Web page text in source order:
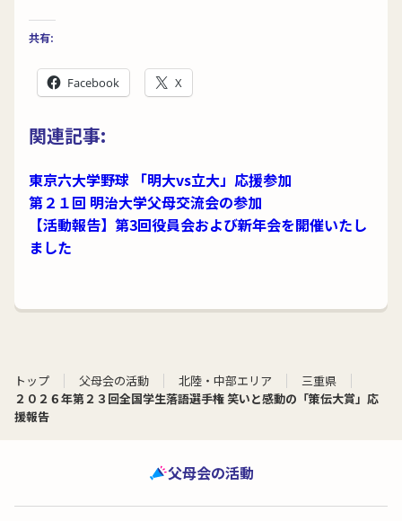
共有:
Facebook X
関連記事:
東京六大学野球 「明大vs立大」応援参加
第２１回 明治大学父母交流会の参加
【活動報告】第3回役員会および新年会を開催いたし
ました
トップ 父母会の活動 北陸・中部エリア
三重県
２０２６年第２３回全国学生落語選手権 笑いと感動の「策伝大賞」応
援報告
父母会の活動